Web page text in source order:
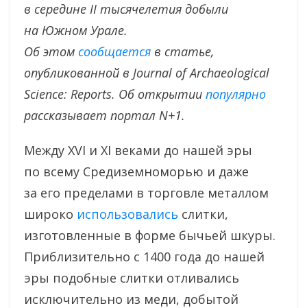
в середине II тысячелетия добыли
на Южном Урале.
Об этом сообщается в статье,
опубликованной в Journal of Archaeological
Science: Reports. Об открытии популярно
рассказывает портал N+1.
Между XVI и XI веками до нашей эры
по всему Средиземноморью и даже
за его пределами в торговле металлом
широко использовались слитки,
изготовленные в форме бычьей шкуры.
Приблизительно с 1400 года до нашей
эры подобные слитки отливались
исключительно из меди, добытой